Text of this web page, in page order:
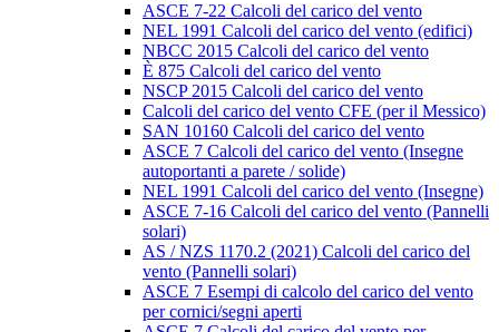
ASCE 7-22 Calcoli del carico del vento
NEL 1991 Calcoli del carico del vento (edifici)
NBCC 2015 Calcoli del carico del vento
È 875 Calcoli del carico del vento
NSCP 2015 Calcoli del carico del vento
Calcoli del carico del vento CFE (per il Messico)
SAN 10160 Calcoli del carico del vento
ASCE 7 Calcoli del carico del vento (Insegne
autoportanti a parete / solide)
NEL 1991 Calcoli del carico del vento (Insegne)
ASCE 7-16 Calcoli del carico del vento (Pannelli
solari)
AS / NZS 1170.2 (2021) Calcoli del carico del
vento (Pannelli solari)
ASCE 7 Esempi di calcolo del carico del vento
per cornici/segni aperti